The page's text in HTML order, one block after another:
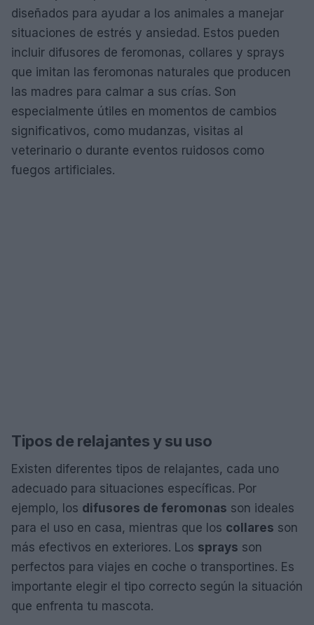
diseñados para ayudar a los animales a manejar
situaciones de estrés y ansiedad. Estos pueden
incluir difusores de feromonas, collares y sprays
que imitan las feromonas naturales que producen
las madres para calmar a sus crías. Son
especialmente útiles en momentos de cambios
significativos, como mudanzas, visitas al
veterinario o durante eventos ruidosos como
fuegos artificiales.
Tipos de relajantes y su uso
Existen diferentes tipos de relajantes, cada uno
adecuado para situaciones específicas. Por
ejemplo, los difusores de feromonas son ideales
para el uso en casa, mientras que los collares son
más efectivos en exteriores. Los sprays son
perfectos para viajes en coche o transportines. Es
importante elegir el tipo correcto según la situación
que enfrenta tu mascota.